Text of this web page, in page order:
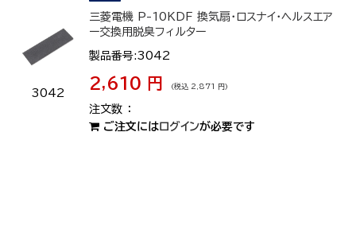
3042
三菱電機 P-10KDF 換気扇・ロスナイ・ヘルスエア
ー交換用脱臭フィルター
製品番号:3042
2,610 円 (税込 2,871 円)
ご注文にはログインが必要です